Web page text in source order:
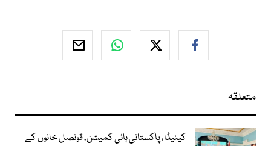
متعلقہ
کینیڈا، پاکستانی ہائی کمیشن، قونصل خانوں کے